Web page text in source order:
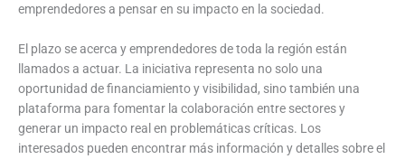
emprendedores a pensar en su impacto en la sociedad.
El plazo se acerca y emprendedores de toda la región están
llamados a actuar. La iniciativa representa no solo una
oportunidad de financiamiento y visibilidad, sino también una
plataforma para fomentar la colaboración entre sectores y
generar un impacto real en problemáticas críticas. Los
interesados pueden encontrar más información y detalles sobre el